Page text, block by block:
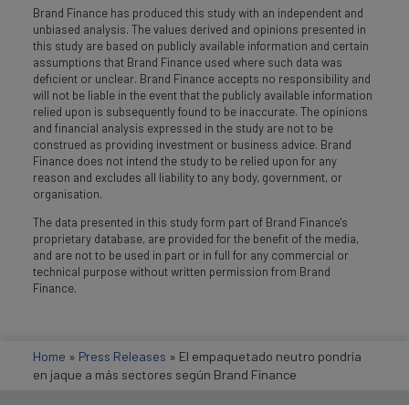
Brand Finance has produced this study with an independent and
unbiased analysis. The values derived and opinions presented in
this study are based on publicly available information and certain
assumptions that Brand Finance used where such data was
deficient or unclear. Brand Finance accepts no responsibility and
will not be liable in the event that the publicly available information
relied upon is subsequently found to be inaccurate. The opinions
and financial analysis expressed in the study are not to be
construed as providing investment or business advice. Brand
Finance does not intend the study to be relied upon for any
reason and excludes all liability to any body, government, or
organisation.
The data presented in this study form part of Brand Finance's
proprietary database, are provided for the benefit of the media,
and are not to be used in part or in full for any commercial or
technical purpose without written permission from Brand
Finance.
Home » Press Releases » El empaquetado neutro pondría
en jaque a más sectores según Brand Finance